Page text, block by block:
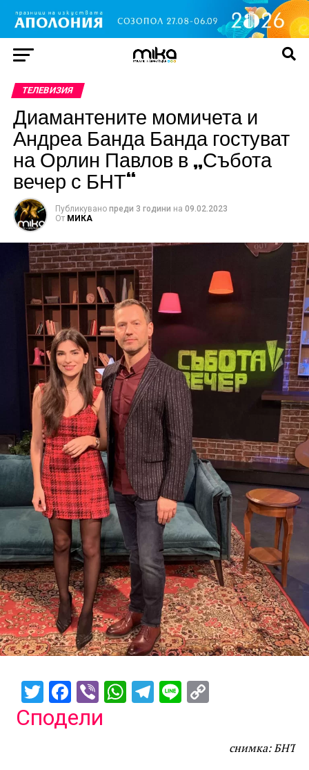
ТЕЛЕВИЗИЯ
Диамантените момичета и
Андреа Банда Банда гостуват
на Орлин Павлов в „Събота
вечер с БНТ“
Публикувано преди 3 години на 09.02.2023
От МИКА
Twitter
Facebook
ViberWhatsApp
Telegram
LineCopy
Сподели
снимка: БНТ